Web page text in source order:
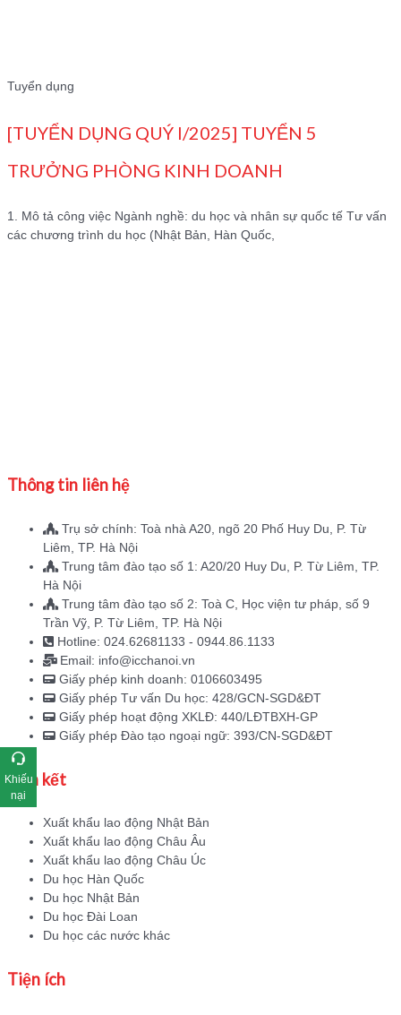
Tuyển dụng
[TUYỂN DỤNG QUÝ I/2025] TUYỂN 5
TRƯỞNG PHÒNG KINH DOANH
1. Mô tả công việc Ngành nghề: du học và nhân sự quốc tế Tư vấn
các chương trình du học (Nhật Bản, Hàn Quốc,
Thông tin liên hệ
Trụ sở chính: Toà nhà A20, ngõ 20 Phố Huy Du, P. Từ
Liêm, TP. Hà Nội
Trung tâm đào tạo số 1: A20/20 Huy Du, P. Từ Liêm, TP.
Hà Nội
Trung tâm đào tạo số 2: Toà C, Học viện tư pháp, số 9
Trần Vỹ, P. Từ Liêm, TP. Hà Nội
Hotline: 024.62681133 - 0944.86.1133
Email: info@icchanoi.vn
Giấy phép kinh doanh: 0106603495
Giấy phép Tư vấn Du học: 428/GCN-SGD&ĐT
Giấy phép hoạt động XKLĐ: 440/LĐTBXH-GP
Giấy phép Đào tạo ngoại ngữ: 393/CN-SGD&ĐT
Liên kết
Xuất khẩu lao động Nhật Bản
Xuất khẩu lao động Châu Âu
Xuất khẩu lao động Châu Úc
Du học Hàn Quốc
Du học Nhật Bản
Du học Đài Loan
Du học các nước khác
Tiện ích
Khiếu
nại